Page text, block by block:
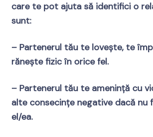
care te pot ajuta să identifici o
sunt:
– Partenerul tău te lovește, te
rănește fizic în orice fel.
– Partenerul tău te amenință cu
alte consecințe negative dacă nu
el/ea.